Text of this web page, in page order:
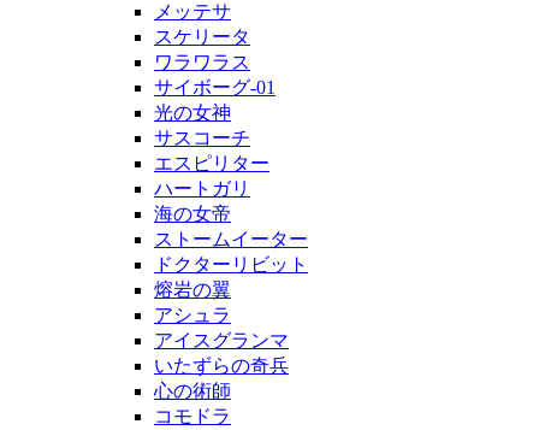
メッテサ
スケリータ
ワラワラス
サイボーグ-01
光の女神
サスコーチ
エスピリター
ハートガリ
海の女帝
ストームイーター
ドクターリビット
熔岩の翼
アシュラ
アイスグランマ
いたずらの奇兵
心の術師
コモドラ